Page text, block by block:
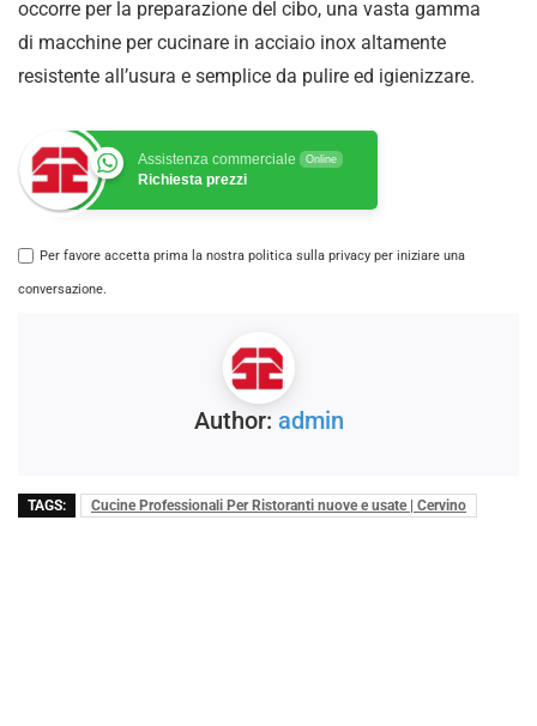
occorre per la preparazione del cibo, una vasta gamma
di macchine per cucinare in acciaio inox altamente
resistente all’usura e semplice da pulire ed igienizzare.
Assistenza commerciale Online
Richiesta prezzi
Per favore accetta prima la nostra politica sulla privacy per iniziare una
conversazione.
Author: admin
TAGS: Cucine Professionali Per Ristoranti nuove e usate | Cervino